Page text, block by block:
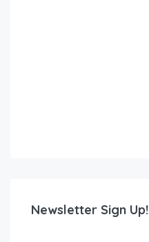
Newsletter Sign Up!